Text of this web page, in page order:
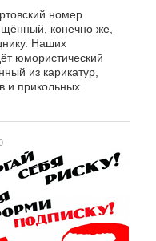
номер
конечно же,
Наших
юмористический
из карикатур,
и прикольных